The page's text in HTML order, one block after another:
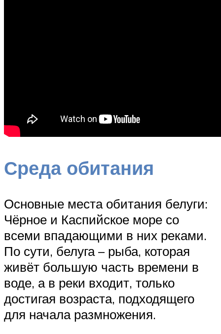
Среда обитания
Основные места обитания белуги:
Чёрное и Каспийское море со
всеми впадающими в них реками.
По сути, белуга – рыба, которая
живёт большую часть времени в
воде, а в реки входит, только
достигая возраста, подходящего
для начала размножения.